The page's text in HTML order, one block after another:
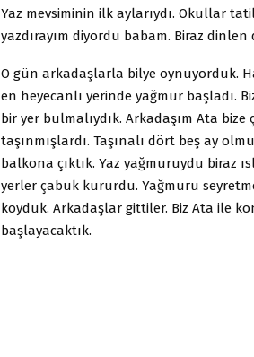
Yaz mevsiminin ilk aylarıydı. Okullar
yazdırayım diyordu babam. Biraz
O gün arkadaşlarla bilye oynuyorduk.
en heyecanlı yerinde yağmur başladı.
bir yer bulmalıydık. Arkadaşım Ata
taşınmışlardı. Taşınalı dört beş ay
balkona çıktık. Yaz yağmuruydu biraz
yerler çabuk kururdu. Yağmuru
koyduk. Arkadaşlar gittiler. Biz Ata ile
başlayacaktık.